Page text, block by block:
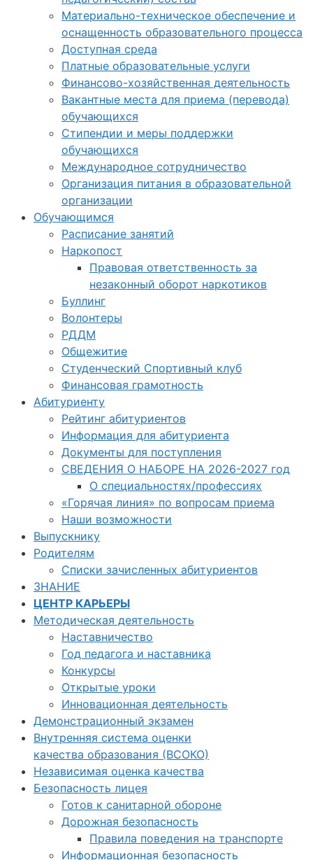
Материально-техническое обеспечение и
оснащенность образовательного процесса
Доступная среда
Платные образовательные услуги
Финансово-хозяйственная деятельность
Вакантные места для приема (перевода)
обучающихся
Стипендии и меры поддержки
обучающихся
Международное сотрудничество
Организация питания в образовательной
организации
Обучающимся
Расписание занятий
Наркопост
Правовая ответственность за
незаконный оборот наркотиков
Буллинг
Волонтеры
РДДМ
Общежитие
Студенческий Спортивный клуб
Финансовая грамотность
Абитуриенту
Рейтинг абитуриентов
Информация для абитуриента
Документы для поступления
СВЕДЕНИЯ О НАБОРЕ НА 2026-2027 год
О специальностях/профессиях
«Горячая линия» по вопросам приема
Наши возможности
Выпускнику
Родителям
Списки зачисленных абитуриентов
ЗНАНИЕ
ЦЕНТР КАРЬЕРЫ
Методическая деятельность
Наставничество
Год педагога и наставника
Конкурсы
Открытые уроки
Инновационная деятельность
Демонстрационный экзамен
Внутренняя система оценки
качества образования (ВСОКО)
Независимая оценка качества
Безопасность лицея
Готов к санитарной обороне
Дорожная безопасность
Правила поведения на транспорте
Информационная безопасность